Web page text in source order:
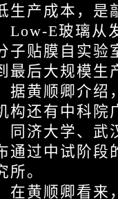
生产成本，是
Low-E玻璃从
子贴膜自实验
最后大规模生
顺卿介绍，
构还有中科院
同济大学、武
通过中试阶段
所。
顺卿看来，